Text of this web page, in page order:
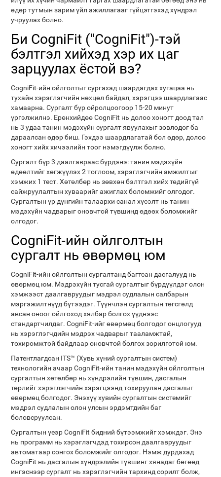
өдөр тутмын зарим үйл ажиллагааг гүйцэтгэхэд хүндрэл
учруулах болно.
Би CogniFit ("CogniFit")-тэй
бэлтгэл хийхэд хэр их цаг
зарцуулах ёстой вэ?
CogniFit-ийн ойлголтыг сургахад шаардагдах хугацаа нь
тухайн хэрэглэгчийн нөхцөл байдал, хэрэгцээ шаардлагаас
хамаарна. Сургалт бүр ойролцоогоор 15-20 минут
үргэлжилнэ. Ерөнхийдөө CogniFit нь долоо хоногт доод тал
нь 3 удаа танин мэдэхүйн сургалт явуулахыг зөвлөдөг ба
дараалсан өдөр биш. Гэхдээ шаардлагатай бол өдөр, долоо
хоногт хийх хичээлийн тоог нэмэгдүүлж болно.
Сургалт бүр 3 даалгавраас бүрдэнэ: танин мэдэхүйн
өдөөлтийг хөгжүүлэх 2 тоглоом, хэрэглэгчийн амжилтыг
хэмжих 1 тест. Хөтөлбөр нь зөвхөн бэлтгэл хийх төдийгүй
сайжруулалтын хуваарийг ажиглах боломжийг олгодог.
Сургалтын үр дүнгийн талаархи санал хүсэлт нь танин
мэдэхүйн чадварыг оновчтой түвшинд өдөөх боломжийг
олгодог.
CogniFit-ийн ойлголтын
сургалт нь өвөрмөц юм
CogniFit-ийн ойлголтын сургалтанд багтсан дасгалууд нь
өвөрмөц юм. Мэдрэхүйн тусгай сургалтыг бүрдүүлдэг олон
хэмжээст даалгавруудыг мэдрэл судлалын салбарын
мэргэжилтнүүд бүтээдэг. Түүнчлэн сургалтын төгсгөлд
авсан оноог ойлгоход хялбар болгох үүднээс
стандартчилдаг. CogniFit-ийг өвөрмөц болгодог онцлогууд
нь хэрэглэгчдийн мэдрэх чадварыг тааламжтай,
тохиромжтой байдлаар оновчтой болгох зорилготой юм.
Патентлагдсан ITS™ (Хувь хүний ​​сургалтын систем)
технологийн ачаар CogniFit-ийн танин мэдэхүйн ойлголтын
сургалтын хөтөлбөр нь хүндрэлийн түвшин, дасгалын
төрлийг хэрэглэгчийн хэрэгцээнд тохируулан дасгалыг
өвөрмөц болгодог. Энэхүү хувийн сургалтын системийг
мэдрэл судлалын олон улсын эрдэмтдийн баг
боловсруулсан.
Сургалтын үеэр CogniFit бидний бүтээмжийг хэмждэг. Энэ
нь программ нь хэрэглэгчдэд тохирсон даалгавруудыг
автоматаар сонгох боломжийг олгодог. Нэмж дурдахад
CogniFit нь дасгалын хүндрэлийн түвшинг хянадаг бөгөөд
ингэснээр сургалт нь хэрэглэгчийн тархинд сорилт болж,